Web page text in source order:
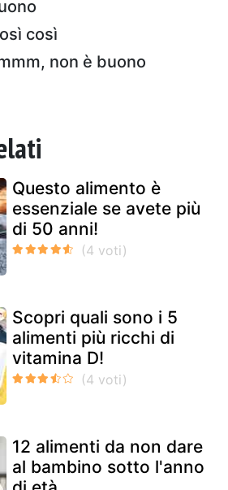
così
non è buono
Questo alimento è
essenziale se avete più
di 50 anni!
Scopri quali sono i 5
alimenti più ricchi di
vitamina D!
12 alimenti da non dare
al bambino sotto l'anno